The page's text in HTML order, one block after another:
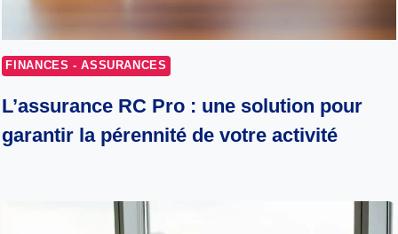
FINANCES - ASSURANCES
L’assurance RC Pro : une solution pour
garantir la pérennité de votre activité